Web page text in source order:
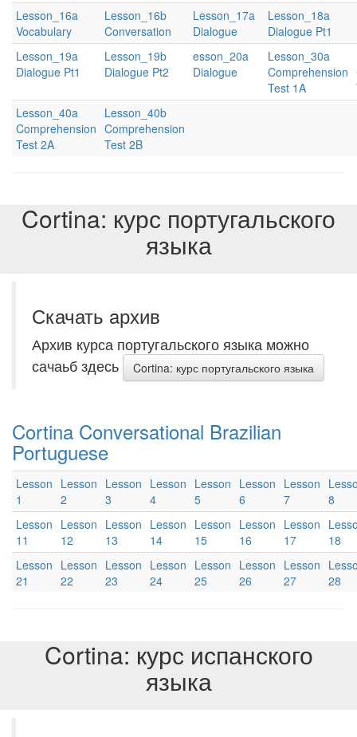
Lesson_16a
Vocabulary
Lesson_16b
Conversation
Lesson_17a
Dialogue
Lesson_18a
Dialogue Pt1
Lesson_19a
Dialogue Pt1
Lesson_19b
Dialogue Pt2
esson_20a
Dialogue
Lesson_30a
Comprehension
Test 1A
Lesson_40a
Comprehension
Test 2A
Lesson_40b
Comprehension
Test 2B
Cortina: курс португальского
языка
Скачать aрхив
Архив курса португальского языка можно
сачаьб здесь
Cortina: курс португальского языка
Cortina Conversational Brazilian
Portuguese
Lesson
1
Lesson
2
Lesson
3
Lesson
4
Lesson
5
Lesson
6
Lesson
7
8
Lesson
11
Lesson
12
Lesson
13
Lesson
14
Lesson
15
Lesson
16
Lesson
17
18
Lesson
21
Lesson
22
Lesson
23
Lesson
24
Lesson
25
Lesson
26
Lesson
27
28
Cortina: курс испанского
языка